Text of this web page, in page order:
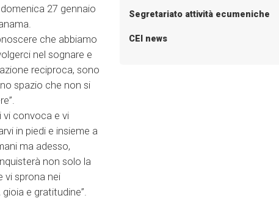
27 gennaio
che abbiamo
nel sognare e
reciproca, sono
spazio che non si
vi convoca e vi
in piedi e insieme a
ma adesso,
non solo la
vi sprona nei
e gratitudine”.
Segretariato attività ecumeniche
CEI news